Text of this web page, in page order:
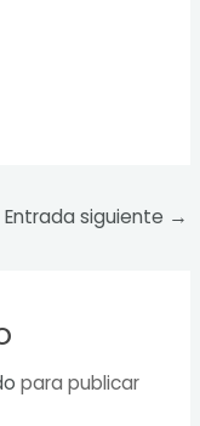
Entrada siguiente →
para publicar